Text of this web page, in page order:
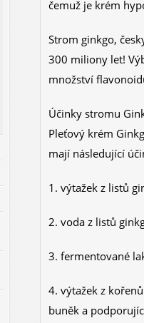
čemuž je krém
Strom ginkgo,
300 miliony let!
množství
Účinky stromu
Pleťový krém
mají následující
1. výtažek z listů
2. voda z listů
3. fermentované
4. výtažek z
buněk a